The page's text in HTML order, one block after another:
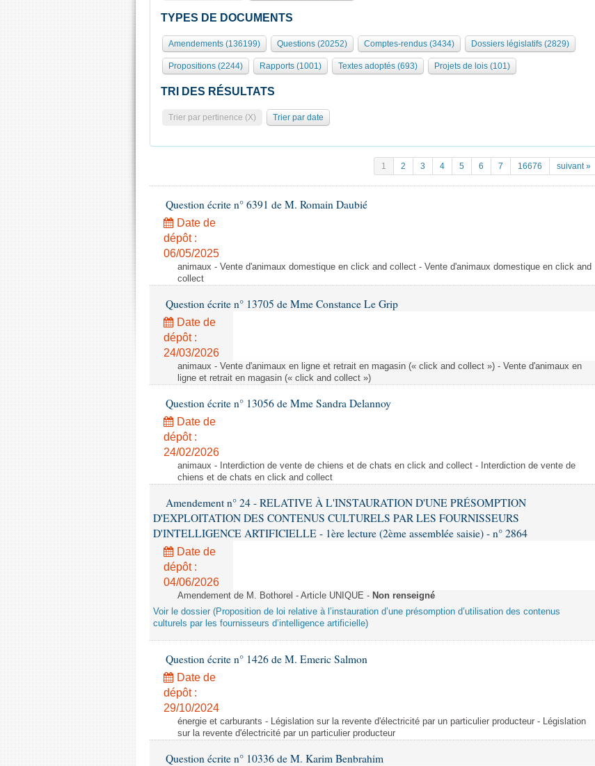
TYPES DE DOCUMENTS
Amendements (136199) Questions (20252) Comptes-rendus (3434) Dossiers législatifs (2829)
Propositions (2244) Rapports (1001) Textes adoptés (693) Projets de lois (101)
TRI DES RÉSULTATS
Trier par pertinence (X) Trier par date
1 2 3 4 5 6 7 16676 suivant »
Question écrite n° 6391 de M. Romain Daubié
Date de
dépôt :
06/05/2025
animaux - Vente d'animaux domestique en click and collect - Vente d'animaux domestique en click and
collect
Question écrite n° 13705 de Mme Constance Le Grip
Date de
dépôt :
24/03/2026
animaux - Vente d'animaux en ligne et retrait en magasin (« click and collect ») - Vente d'animaux en
ligne et retrait en magasin (« click and collect »)
Question écrite n° 13056 de Mme Sandra Delannoy
Date de
dépôt :
24/02/2026
animaux - Interdiction de vente de chiens et de chats en click and collect - Interdiction de vente de
chiens et de chats en click and collect
Amendement n° 24 - RELATIVE À L'INSTAURATION D'UNE PRÉSOMPTION
D'EXPLOITATION DES CONTENUS CULTURELS PAR LES FOURNISSEURS
D'INTELLIGENCE ARTIFICIELLE - 1ère lecture (2ème assemblée saisie) - n° 2864
Date de
dépôt :
04/06/2026
Amendement de M. Bothorel - Article UNIQUE - Non renseigné
Voir le dossier (Proposition de loi relative à l’instauration d’une présomption d’utilisation des contenus
culturels par les fournisseurs d’intelligence artificielle)
Question écrite n° 1426 de M. Emeric Salmon
Date de
dépôt :
29/10/2024
énergie et carburants - Législation sur la revente d'électricité par un particulier producteur - Législation
sur la revente d'électricité par un particulier producteur
Question écrite n° 10336 de M. Karim Benbrahim